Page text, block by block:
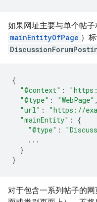
如果网址主要与单个帖
mainEntityOfPage ）
{
"@context" :
"@type" : "WebPage" ,
"url" :
"https://
"mainEntity" :
{
"@type" :
...
}
}
对于包含一系列帖子的